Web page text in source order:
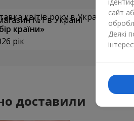
квітів року в Україні
країни»
рік
доставили
сайт
Деякі